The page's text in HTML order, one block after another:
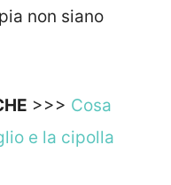
non siano
>>> Cosa
e la cipolla